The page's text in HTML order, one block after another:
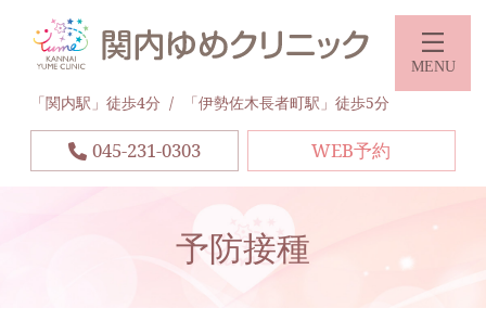
「関内駅」徒歩4分 「伊勢佐木長者町駅」徒歩5分
045-231-0303 WEB予約
予防接種